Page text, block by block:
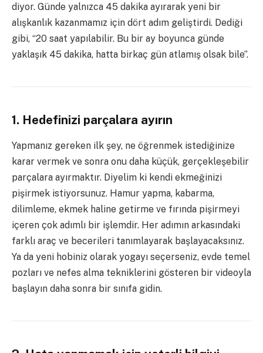
diyor. Günde yalnızca 45 dakika ayırarak yeni bir
alışkanlık kazanmamız için dört adım geliştirdi. Dediği
gibi, “20 saat yapılabilir. Bu bir ay boyunca günde
yaklaşık 45 dakika, hatta birkaç gün atlamış olsak bile”.
1. Hedefinizi parçalara ayırın
Yapmanız gereken ilk şey, ne öğrenmek istediğinize
karar vermek ve sonra onu daha küçük, gerçekleşebilir
parçalara ayırmaktır. Diyelim ki kendi ekmeğinizi
pişirmek istiyorsunuz. Hamur yapma, kabarma,
dilimleme, ekmek haline getirme ve fırında pişirmeyi
içeren çok adımlı bir işlemdir. Her adımın arkasındaki
farklı araç ve becerileri tanımlayarak başlayacaksınız.
Ya da yeni hobiniz olarak yogayı seçerseniz, evde temel
pozları ve nefes alma tekniklerini gösteren bir videoyla
başlayın daha sonra bir sınıfa gidin.